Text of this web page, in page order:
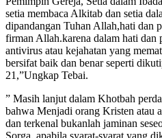
setia membaca Alkitab dan setia
dipandangan Tuhan Allah,hati dan
firman Allah.karena dalam hati dan
antivirus atau kejahatan yang
bersifat baik dan benar seperti
21,”Ungkap Tebai.
” Masih lanjut dalam Khotbah
bahwa Menjadi orang Kristen atau
dan terkenal bukanlah jaminan